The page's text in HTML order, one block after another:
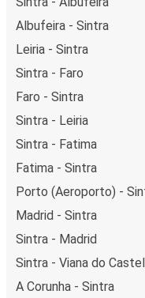
Albufeira - Sintra
Leiria - Sintra
Sintra - Faro
Faro - Sintra
Sintra - Leiria
Sintra - Fatima
Fatima - Sintra
Porto (Aeroporto) -
Madrid - Sintra
Sintra - Madrid
Sintra - Viana do
A Corunha - Sintra